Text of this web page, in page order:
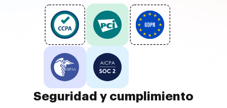
Seguridad y cumplimiento